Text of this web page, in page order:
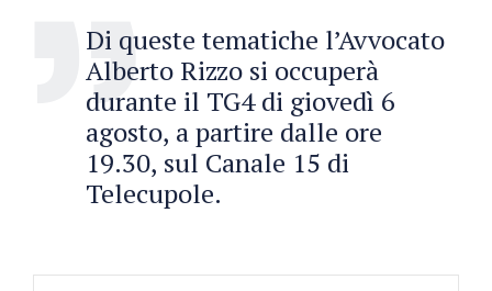
Di queste tematiche l’Avvocato
Alberto Rizzo si occuperà
durante il TG4 di giovedì 6
agosto, a partire dalle ore
19.30, sul Canale 15 di
Telecupole.